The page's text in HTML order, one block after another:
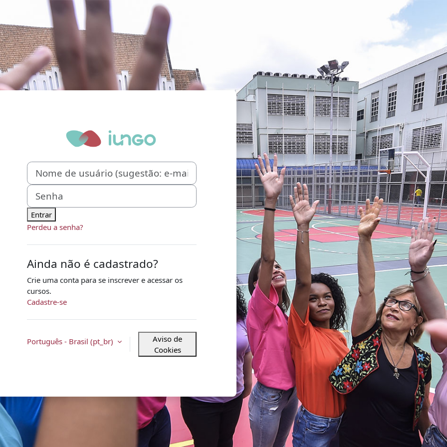
Acesso a Instituto iungo
Nome de usuário (sugestão: e-mail)
Senha
Entrar
Perdeu a senha?
Ainda não é cadastrado?
Crie uma conta para se inscrever e acessar os
cursos.
Cadastre-se
Português - Brasil ‎(pt_br)‎
Aviso de
Cookies